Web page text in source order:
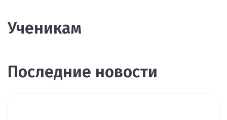
Ученикам
Последние новости